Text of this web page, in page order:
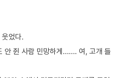
었다.
안 쥔 사람 민망하게……. 여, 고개 들